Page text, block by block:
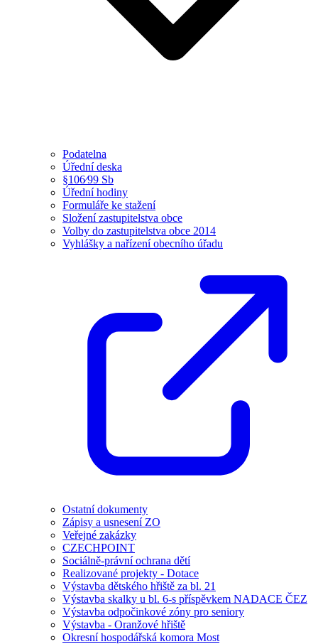
Podatelna
Úřední deska
§106⁄99 Sb
Úřední hodiny
Formuláře ke stažení
Složení zastupitelstva obce
Volby do zastupitelstva obce 2014
Vyhlášky a nařízení obecního úřadu
Ostatní dokumenty
Zápisy a usnesení ZO
Veřejné zakázky
CZECHPOINT
Sociálně-právní ochrana dětí
Realizované projekty - Dotace
Výstavba dětského hřiště za bl. 21
Výstavba skalky u bl. 6-s příspěvkem NADACE ČEZ
Výstavba odpočinkové zóny pro seniory
Výstavba - Oranžové hřiště
Okresní hospodářská komora Most